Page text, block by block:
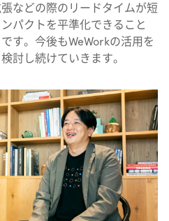
などの際のリードタイムが短
パクトを平準化できること
す。今後もWeWorkの活用を
討し続けていきます。